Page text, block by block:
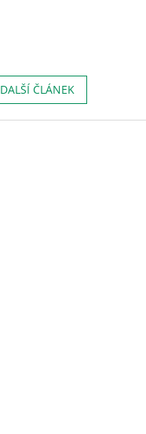
DALŠÍ ČLÁNEK